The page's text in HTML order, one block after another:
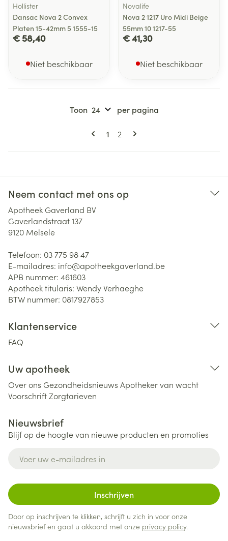
Hollister
Dansac Nova 2 Convex
Platen 15-42mm 5 1555-15
€ 58,40
Niet beschikbaar
Novalife
Nova 2 1217 Uro Midi Beige
55mm 10 1217-55
€ 41,30
Niet beschikbaar
Pagina's
U lees momenteel pagina
1 Pagina
2
Toon per pagina
Neem contact met ons op
Apotheek Gaverland BV
Gaverlandstraat 137
9120 Melsele
Telefoon: 03 775 98 47
E-mailadres: info@apotheekgaverland.be
APB nummer: 461603
Apotheek titularis: Wendy Verhaeghe
BTW nummer: 0817927853
Klantenservice
FAQ
Uw apotheek
Over ons Gezondheidsnieuws Apotheker van wacht
VoorschriftZorgtarieven
Nieuwsbrief
Blijf op de hoogte van nieuwe producten en promoties
Inschrijven
Door op inschrijven te klikken, schrijft u zich in voor onze
nieuwsbrief en gaat u akkoord met onze privacy policy.